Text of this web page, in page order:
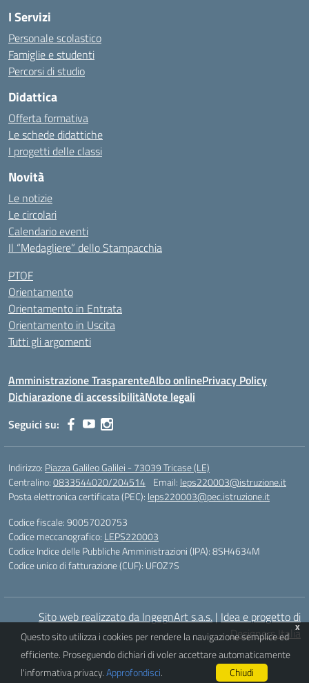
I Servizi
Personale scolastico
Famiglie e studenti
Percorsi di studio
Didattica
Offerta formativa
Le schede didattiche
I progetti delle classi
Novità
Le notizie
Le circolari
Calendario eventi
Il “Medagliere” dello Stampacchia
PTOF
Orientamento
Orientamento in Entrata
Orientamento in Uscita
Tutti gli argomenti
Amministrazione TrasparenteAlbo onlinePrivacy Policy
Dichiarazione di accessibilitàNote legali
Seguici su:
Indirizzo: Piazza Galileo Galilei - 73039 Tricase (LE)
Centralino:0833544020/204514 Email: leps220003@istruzione.it
Posta elettronica certificata (PEC): leps220003@pec.istruzione.it
Codice fiscale: 90057020753
Codice meccanografico: LEPS220003
Codice Indice delle Pubbliche Amministrazioni (IPA): 8SH4634M
Codice unico di fatturazione (CUF): UFOZ7S
Sito web realizzato da IngegnArt s.a.s. | Idea e progetto di
Designers Italia
x
Questo sito utilizza i cookies per rendere la navigazione semplice ed
efficiente. Proseguendo dichiari di voler accettare automaticamente
l'informativa privacy.Approfondisci. Chiudi